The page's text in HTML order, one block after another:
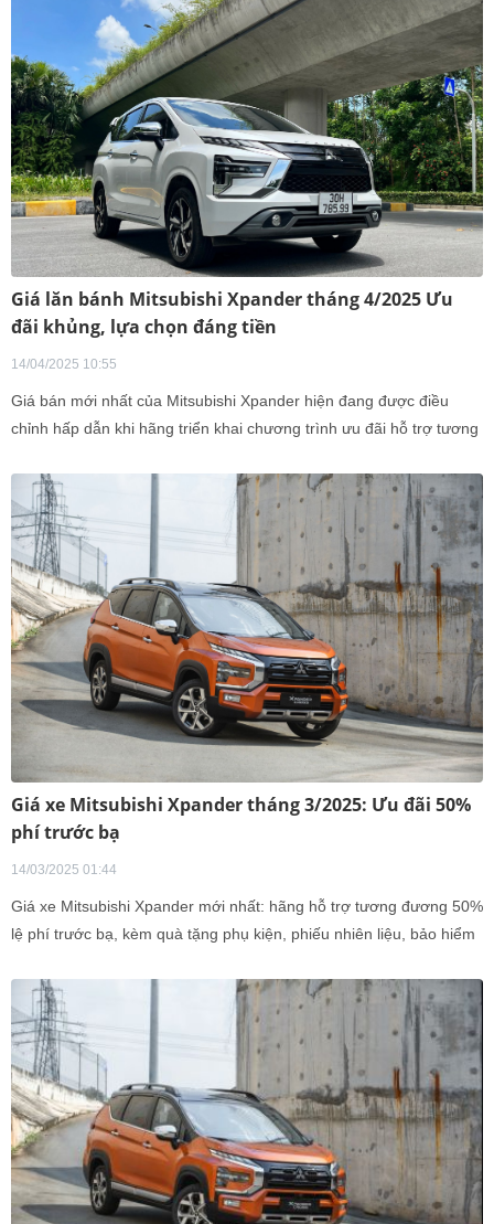
Giá lăn bánh Mitsubishi Xpander tháng 4/2025 Ưu
đãi khủng, lựa chọn đáng tiền
14/04/2025 10:55
Giá bán mới nhất của Mitsubishi Xpander hiện đang được điều
chỉnh hấp dẫn khi hãng triển khai chương trình ưu đãi hỗ trợ tương
tặng kèm bộ phụ kiện chính hãng hoặc phiếu nhiên liệu, tùy theo
từng phiên bản và chính sách tại đại lý. Ưu đãi này không chỉ giúp
giảm đáng kể chi phí lăn bánh mà còn tăng thêm giá trị sử dụng
thực tế cho người mua.
Giá xe Mitsubishi Xpander tháng 3/2025: Ưu đãi 50%
phí trước bạ
14/03/2025 01:44
Giá xe Mitsubishi Xpander mới nhất: hãng hỗ trợ tương đương 50%
lệ phí trước bạ, kèm quà tặng phụ kiện, phiếu nhiên liệu, bảo hiểm